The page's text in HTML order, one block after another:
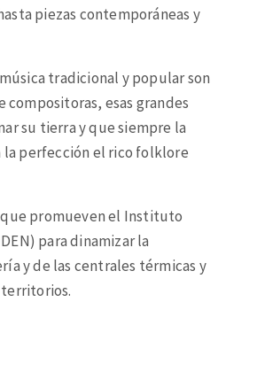
piezas contemporáneas y
tradicional y popular son
compositoras, esas grandes
su tierra y que siempre la
la perfección el rico folklore
que promueven el Instituto
para dinamizar la
y de las centrales térmicas y
territorios.